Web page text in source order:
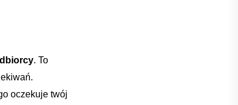
. To
oczekuje twój